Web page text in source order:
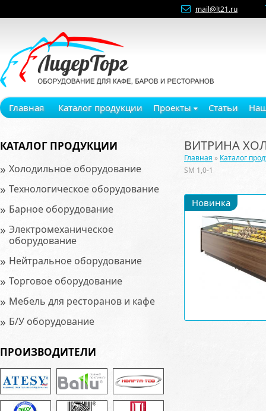
mail@lt21.ru
Главная Каталог продукции Проекты Статьи
КАТАЛОГ ПРОДУКЦИИ
» Холодильное оборудование
» Технологическое оборудование
» Барное оборудование
» Электромеханическое
оборудование
» Нейтральное оборудование
» Торговое оборудование
» Мебель для ресторанов и кафе
» Б/У оборудование
ПРОИЗВОДИТЕЛИ
ВИТРИНА
Главная » Каталог
SM 1,0-1
Новинка